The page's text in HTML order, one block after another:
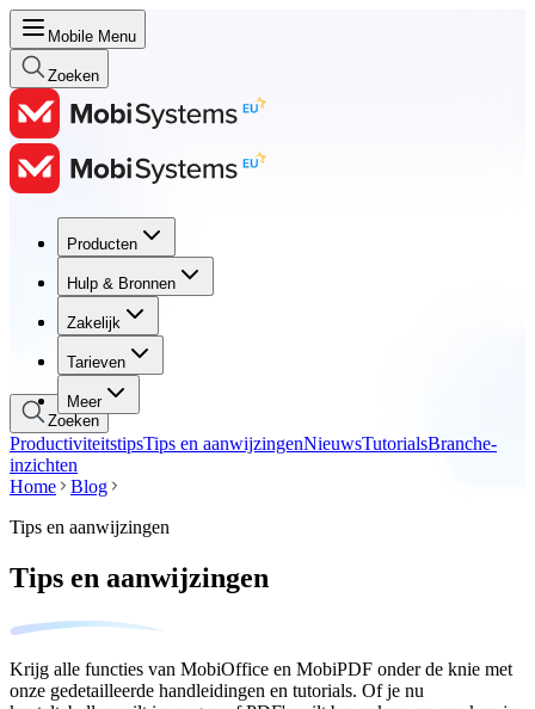
Mobile Menu
Zoeken
Producten
Hulp & Bronnen
Zakelijk
Tarieven
Meer
Producten
Hulp & Bronnen
Zakelijk
Tarieven
Zoeken
ProductiviteitstipsTips en aanwijzingenNieuwsTutorialsBranche-
inzichten
Home
Blog
Tips en aanwijzingen
Tips en aanwijzingen
Krijg alle functies van MobiOffice en MobiPDF onder de knie met
onze gedetailleerde handleidingen en tutorials. Of je nu